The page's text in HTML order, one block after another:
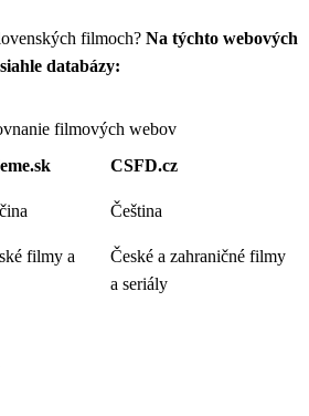
filmoch? Na týchto webových
databázy:
filmových webov
CSFD.cz
Čeština
filmy a
České a zahraničné filmy
a seriály